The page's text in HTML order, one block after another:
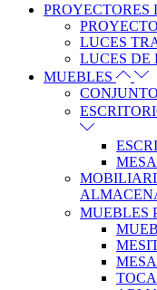
LUCES
LUCES DE
MUEBLES
MUEBLES